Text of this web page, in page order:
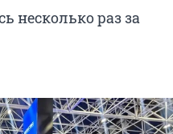
несколько раз за